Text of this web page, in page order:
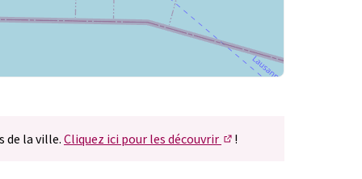
de la ville. Cliquez ici pour les découvrir
!